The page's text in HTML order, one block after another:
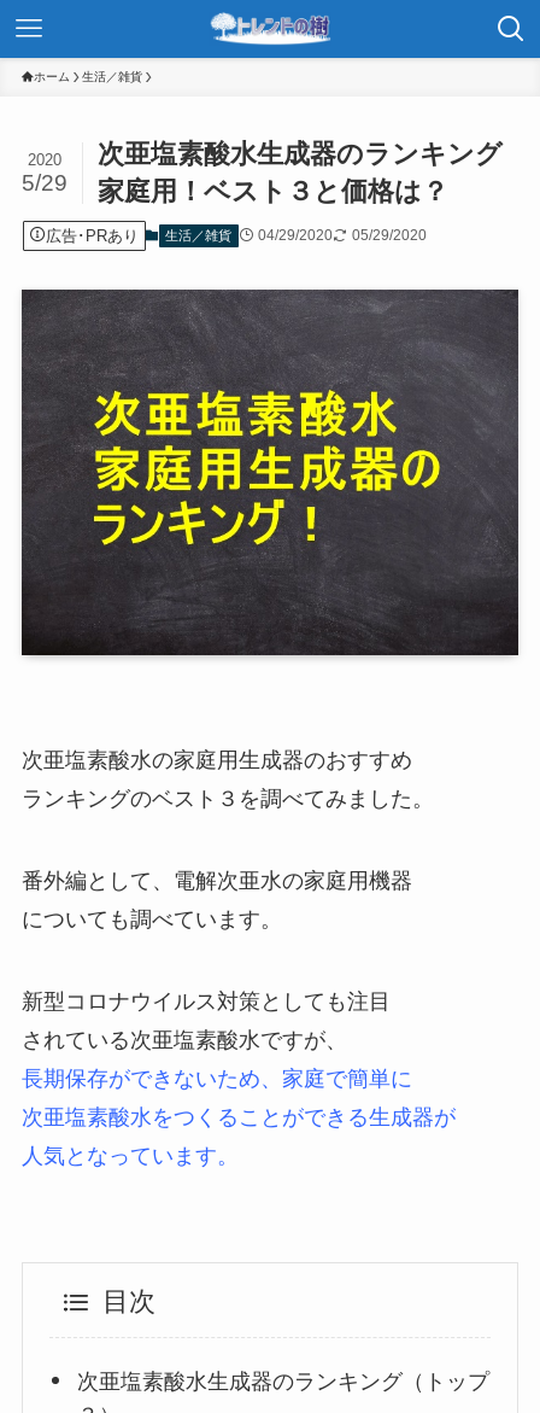
ホーム 生活／雑貨
次亜塩素酸水生成器のランキング
家庭用！ベスト３と価格は？
2020
5/29
広告･PRあり 生活／雑貨 04/29/2020 05/29/2020
次亜塩素酸水の家庭用生成器のおすすめ
ランキングのベスト３を調べてみました。
番外編として、電解次亜水の家庭用機器
についても調べています。
新型コロナウイルス対策としても注目
されている次亜塩素酸水ですが、
長期保存ができないため、家庭で簡単に
次亜塩素酸水をつくることができる生成器が
人気となっています。
目次
次亜塩素酸水生成器のランキング（トップ